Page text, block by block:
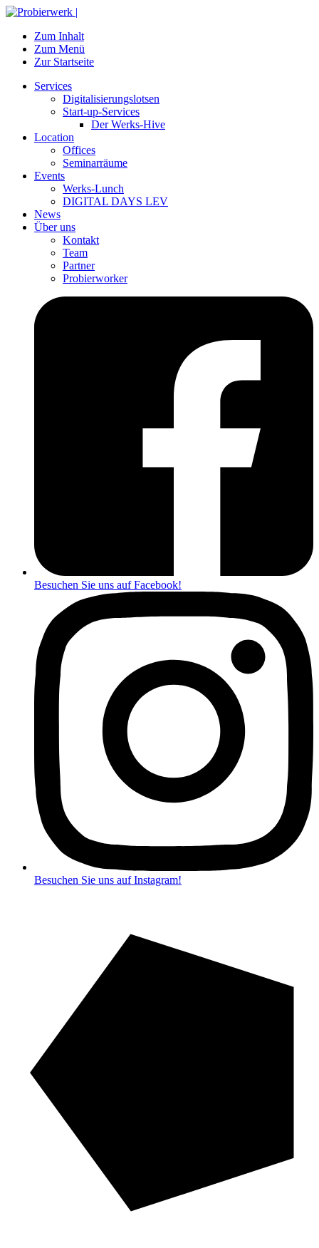
Zum Inhalt
Zum Menü
Zur Startseite
Services
Digitalisierungslotsen
Start-up-Services
Der Werks-Hive
Location
Offices
Seminarräume
Events
Werks-Lunch
DIGITAL DAYS LEV
News
Über uns
Kontakt
Team
Partner
Probierworker
Besuchen Sie uns auf Facebook!
Besuchen Sie uns auf Instagram!